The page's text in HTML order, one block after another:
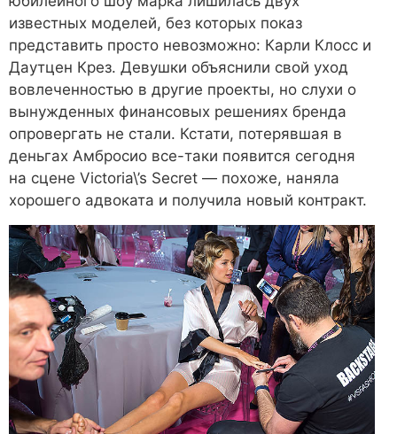
известных моделей, без которых показ
представить просто невозможно: Карли Клосс и
Даутцен Крез. Девушки объяснили свой уход
вовлеченностью в другие проекты, но слухи о
вынужденных финансовых решениях бренда
опровергать не стали. Кстати, потерявшая в
деньгах Амбросио все-таки появится сегодня
на сцене Victoria\’s Secret ― похоже, наняла
хорошего адвоката и получила новый контракт.